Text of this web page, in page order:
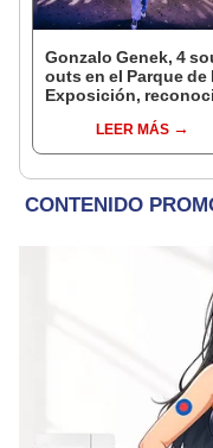
Gonzalo Genek, 4
outs en el Parque de
Exposición,
LEER MÁS